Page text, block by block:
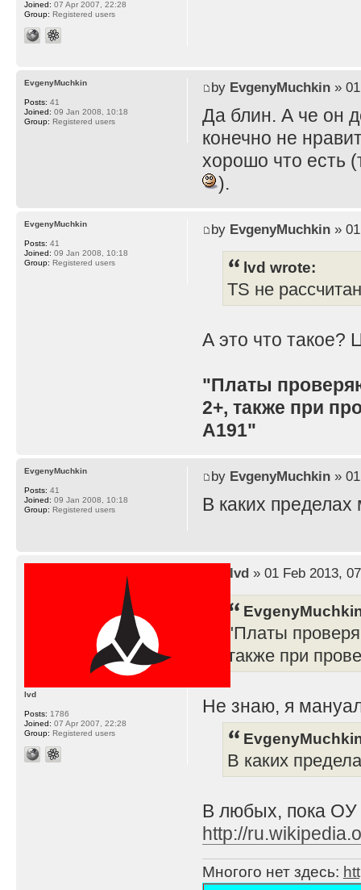
Joined: 07 Apr 2007, 22:28
Group: Registered users
by EvgenyMuchkin» 01
Да блин. А че он
конечно не
хорошо что есть
).
EvgenyMuchkin
Posts: 41
Joined: 09 Jan 2008, 10:18
Group: Registered users
by EvgenyMuchkin» 01
lvd wrote:
TS не
А это что такое?
"Платы
2+, также при
A191"
EvgenyMuchkin
Posts: 41
Joined: 09 Jan 2008, 10:18
Group: Registered users
by EvgenyMuchkin» 01
В каких
EvgenyMuchkin
Posts: 41
Joined: 09 Jan 2008, 10:18
Group: Registered users
lvd» 01 Feb 2013,
"Платы
также при
Не знаю, я
В каких
В любых, пока ОУ
http://
Многого нет здесь:
lvd
Posts: 1786
Joined: 07 Apr 2007, 22:28
Group: Registered users